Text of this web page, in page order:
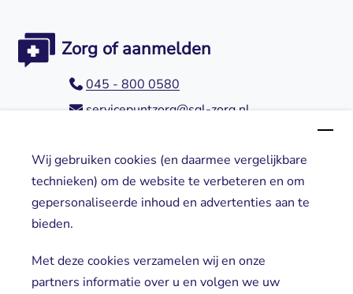
Wij gebruiken cookies (en daarmee vergelijkbare
technieken) om de website te verbeteren en om
gepersonaliseerde inhoud en advertenties aan te
bieden.
Met deze cookies verzamelen wij en onze
partners informatie over u en volgen we uw
Zorg of aanmelden
045 - 800 0580
servicepuntzorg@sgl-zorg.nl
Direct naar
Locaties
Vrijwilligers